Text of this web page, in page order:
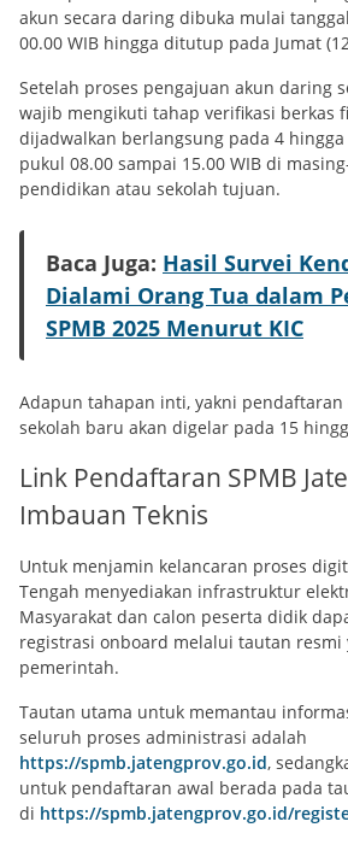
akun secara daring dibuka mulai
00.00 WIB hingga ditutup pada Jumat
Setelah proses pengajuan akun daring
wajib mengikuti tahap verifikasi berkas
dijadwalkan berlangsung pada 4 hingga
pukul 08.00 sampai 15.00 WIB di
pendidikan atau sekolah tujuan.
Baca Juga: Hasil Survei
Dialami Orang Tua dalam
SPMB 2025 Menurut KIC
Adapun tahapan inti, yakni
sekolah baru akan digelar pada 15
Link Pendaftaran SPMB
Imbauan Teknis
Untuk menjamin kelancaran proses
Tengah menyediakan infrastruktur
Masyarakat dan calon peserta didik
registrasi onboard melalui tautan resmi
pemerintah.
Tautan utama untuk memantau
seluruh proses administrasi adalah
https://spmb.jatengprov.go.id,
untuk pendaftaran awal berada pada
di https://spmb.jatengprov.go.id/